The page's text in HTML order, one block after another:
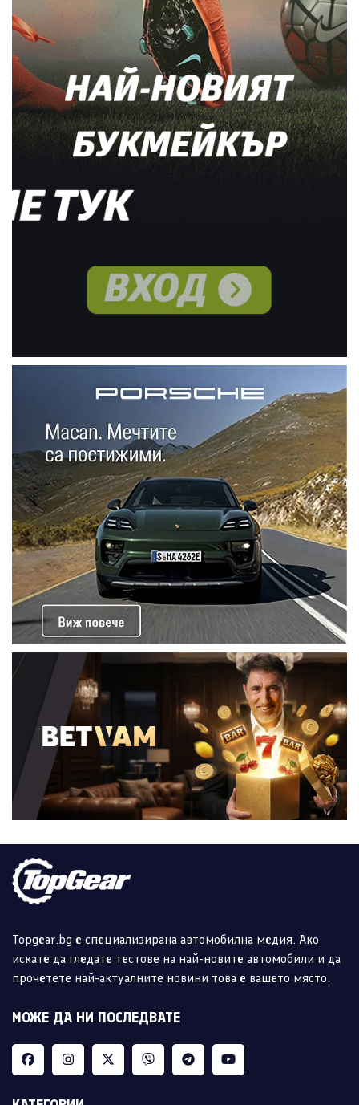
Topgear.bg е специализирана автомобилна медия. Ако
искате да гледате тестове на най-новите автомобили и да
прочетете най-актуалните новини това е вашето място.
МОЖЕ ДА НИ ПОСЛЕДВАТЕ